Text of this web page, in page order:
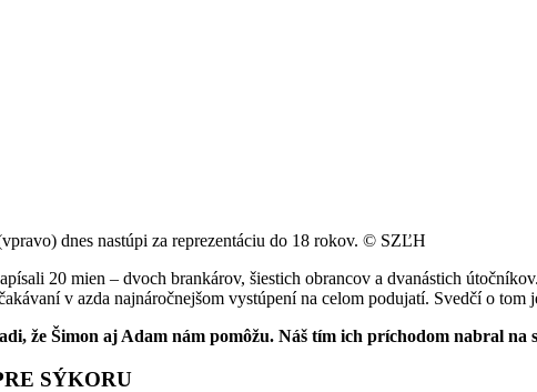
dnes nastúpi za reprezentáciu do 18 rokov. © SZĽH
20 mien – dvoch brankárov, šiestich obrancov a dvanástich
v azda najnáročnejšom vystúpení na celom podujatí. Svedčí o tom
že Šimon aj Adam nám pomôžu. Náš tím ich príchodom nabral na
SÝKORU